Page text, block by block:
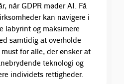
når GDPR møder AI. Få
kan navigere i
labyrint og maksimere
samtidig at overholde
for alle, der ønsker at
teknologi og
individets rettigheder.